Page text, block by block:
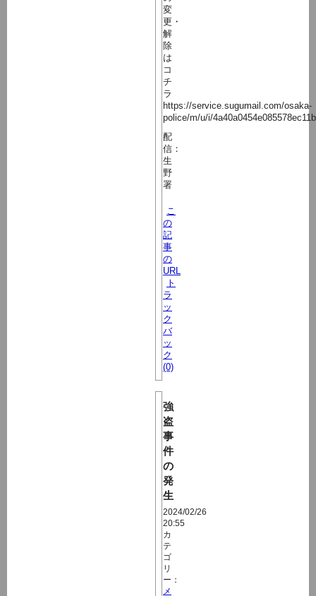
変
更・
解
除
は
コ
チ
ラ
https://service.sugumail.com/osaka-
police/m/u/i/
配
信：
生
野
署
こ
の
記
事
の
URL
ト
ラ
ッ
ク
バ
ッ
ク
(0)
強
盗
事
件
の
発
生
2024/02/26
20:55
カ
テ
ゴ
リ
ー：
メ